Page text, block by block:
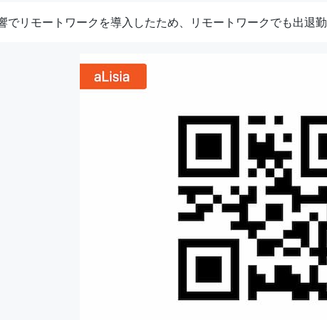
でリモートワークを導入したため、リモートワークでも出退